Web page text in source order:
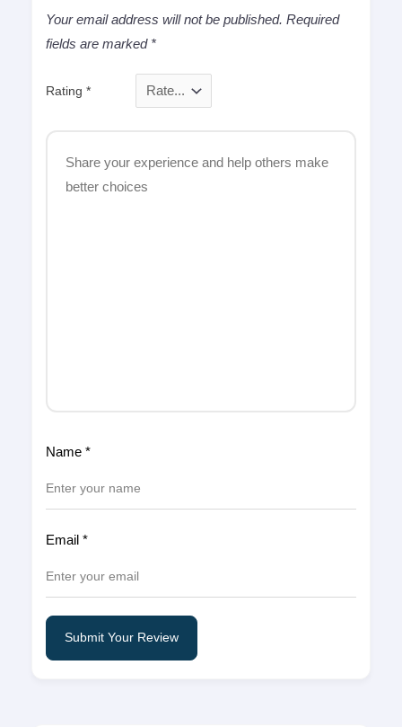
Your email address will not be published. Required
fields are marked *
Rating *
Name *
Email *
Submit Your Review